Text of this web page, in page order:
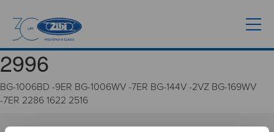
2996
BG-1006BD -9ER BG-1006WV -7ER BG-144V -2VZ BG-169WV
-7ER 2286 1622 2516